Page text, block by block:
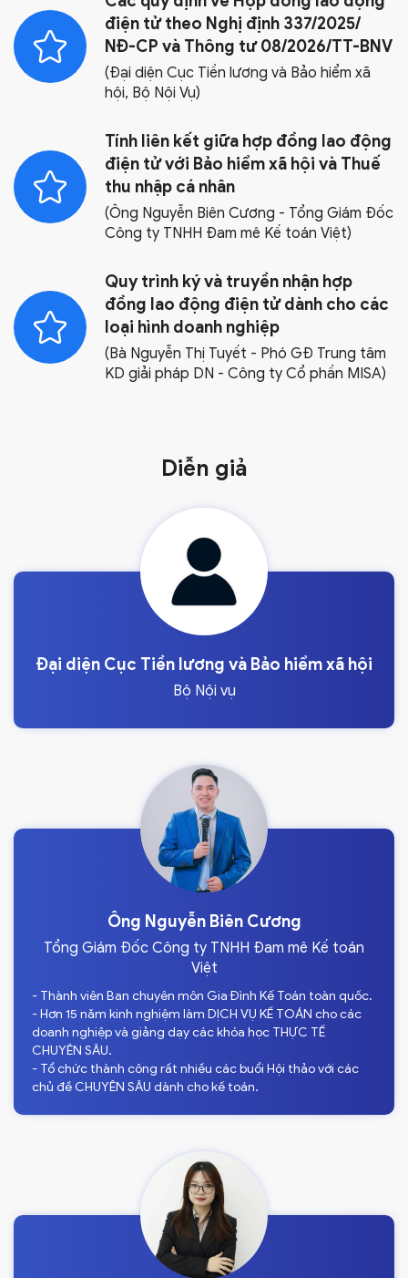
điện tử theo Nghị định 337/2025/
NĐ-CP và Thông tư 08/2026/TT-BNV
(Đại diện Cục Tiền lương và Bảo hiểm xã
hội, Bộ Nội Vụ)
Tính liên kết giữa hợp đồng lao động
điện tử với Bảo hiểm xã hội và Thuế
thu nhập cá nhân
(Ông Nguyễn Biên Cương - Tổng Giám Đốc
Công ty TNHH Đam mê Kế toán Việt)
Quy trình ký và truyền nhận hợp
đồng lao động điện tử dành cho các
loại hình doanh nghiệp
(Bà Nguyễn Thị Tuyết - Phó GĐ Trung tâm
KD giải pháp DN - Công ty Cổ phần MISA)
Diễn giả
Đại diện Cục Tiền lương và Bảo hiểm xã hội
Bộ Nội vụ
Ông Nguyễn Biên Cương
Tổng Giám Đốc Công ty TNHH Đam mê Kế toán
Việt
- Thành viên Ban chuyên môn Gia Đình Kế Toán toàn quốc.
- Hơn 15 năm kinh nghiệm làm DỊCH VỤ KẾ TOÁN cho các
doanh nghiệp và giảng dạy các khóa học THỰC TẾ
CHUYÊN SÂU.
- Tổ chức thành công rất nhiều các buổi Hội thảo với các
chủ đề CHUYÊN SÂU dành cho kế toán.